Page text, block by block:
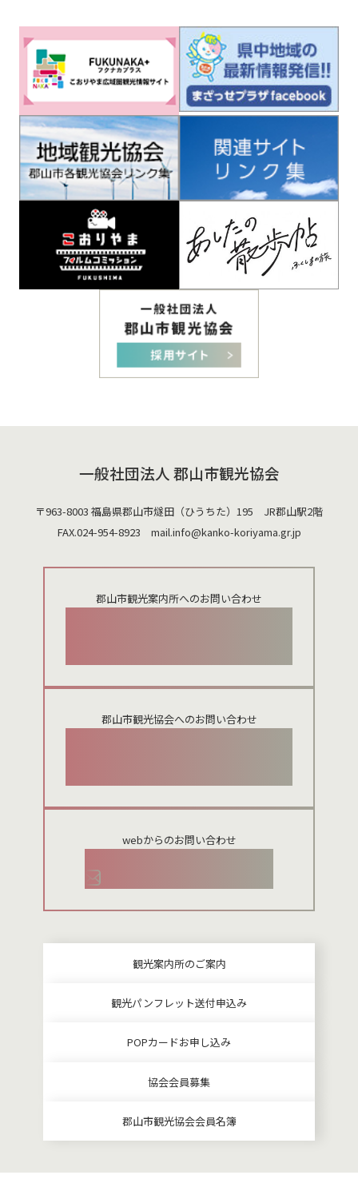
一般社団法人 郡山市観光協会
〒963-8003 福島県郡山市燧田（ひうちた）195 JR郡山駅2階
FAX.024-954-8923 mail.info@kanko-koriyama.gr.jp
郡山市観光案内所へのお問い合わせ
郡山市観光協会へのお問い合わせ
webからのお問い合わせ
観光案内所のご案内
観光パンフレット送付申込み
POPカードお申し込み
協会会員募集
郡山市観光協会会員名簿